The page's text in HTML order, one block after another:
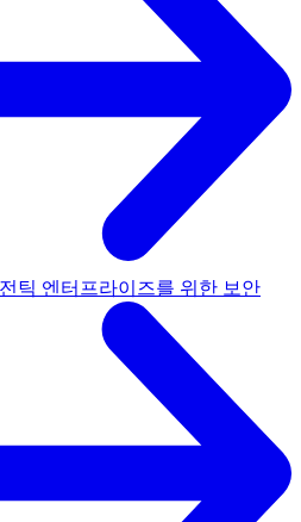
틱 엔터프라이즈를 위한 보안